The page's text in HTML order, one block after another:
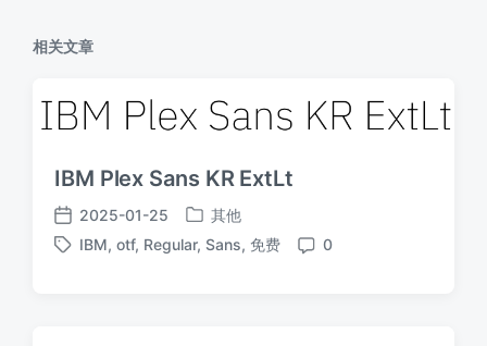
相关文章
IBM Plex Sans KR ExtLt
发
布
2025-01-25
发
布
其他
标
IBM, otf, Regular, Sans, 免费
评
0